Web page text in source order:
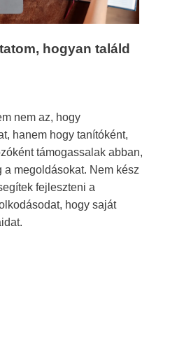
hogyan találd
nem az, hogy
hanem hogy tanítóként,
támogassalak abban,
a megoldásokat. Nem kész
fejleszteni a
hogy saját